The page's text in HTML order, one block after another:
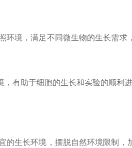
境，满足不同微生物的生长需求
有助于细胞的生长和实验的顺利进
生长环境，摆脱自然环境限制，